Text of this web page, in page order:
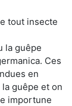
tout insecte
la guêpe
Ces
en
la guêpe et on
importune